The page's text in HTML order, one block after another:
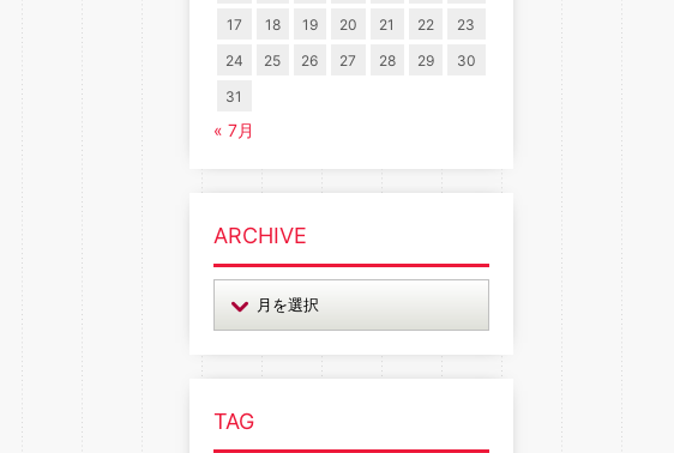
17
18 19 20 21 22
23
24
25 26 27 28 29
30
31
« 7月
ARCHIVE
TAG